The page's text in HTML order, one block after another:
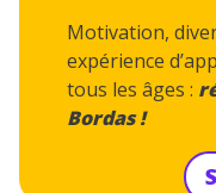
Motivation,
expérience
tous les âges :
Bordas !